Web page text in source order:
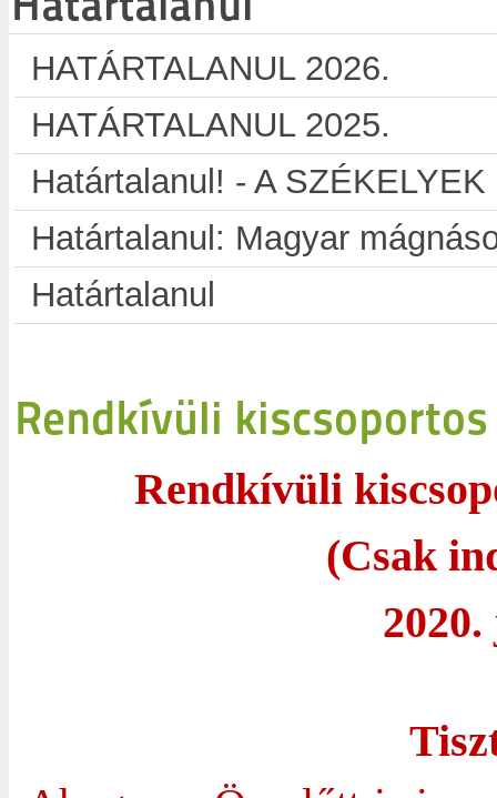
HATÁRTALANUL 2026.
HATÁRTALANUL 2025.
Határtalanul! - A
Határtalanul: Magyar
Határtalanul
Rendkívüli
Rendkívüli
(Csak